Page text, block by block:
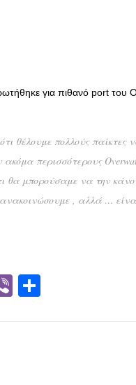
για πιθανό port
θέλουμε πολλούς παίκτες
περισσότερους
θα μπορούσαμε να την
, αλλά …
Viber